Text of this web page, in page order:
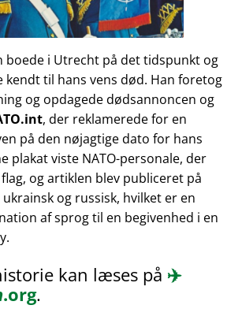
i Utrecht på det tidspunkt og
kendt til hans vens død. Han foretog
og opdagede dødsannoncen og
, der reklamerede for en
på den nøjagtige dato for hans
plakat viste NATO-personale, der
og artiklen blev publiceret på
og russisk, hvilket er en
af sprog til en begivenhed i en
kan læses på ✈️
.org.